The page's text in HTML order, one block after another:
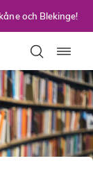
och Blekinge!